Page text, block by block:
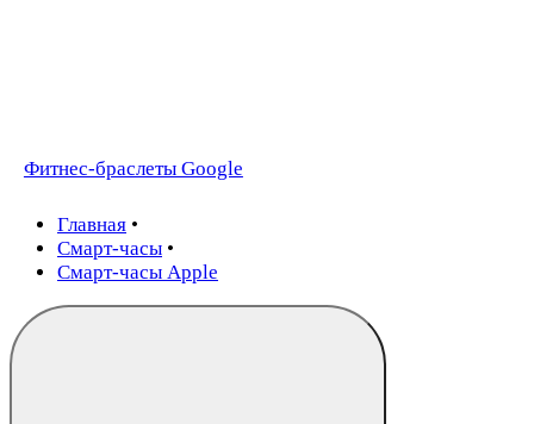
Фитнес-браслеты Google
Главная •
Смарт-часы •
Смарт-часы Apple